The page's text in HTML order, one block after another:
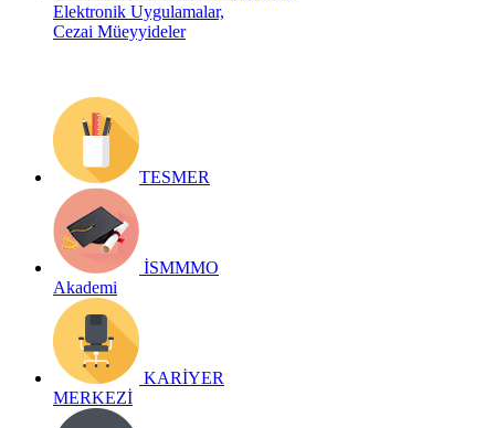
Elektronik Uygulamalar,
Cezai Müeyyideler
TESMER
İSMMMO
Akademi
KARİYER
MERKEZİ